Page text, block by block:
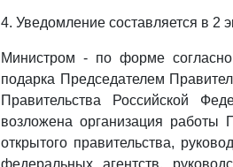
4. Уведомление составляется в 2
Министром - по форме согласно
подарка Председателем
Правительства Российской
возложена организация работы
открытого правительства,
федеральных агентств,